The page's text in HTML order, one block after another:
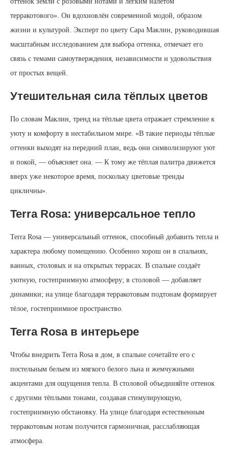
терракотового». Он вдохновлён современной модой, образом
жизни и культурой. Эксперт по цвету Сара Маклин, руководившая
масштабным исследованием для выбора оттенка, отмечает его
связь с темами самоутверждения, независимости и удовольствия
от простых вещей.
Утешительная сила тёплых цветов
По словам Маклин, тренд на тёплые цвета отражает стремление к
уюту и комфорту в нестабильном мире. «В такие периоды тёплые
оттенки выходят на передний план, ведь они символизируют уют
и покой, — объясняет она. — К тому же тёплая палитра движется
вверх уже некоторое время, поскольку цветовые тренды
цикличны».
Terra Rosa: универсальное тепло
Terra Rosa — универсальный оттенок, способный добавить тепла и
характера любому помещению. Особенно хорош он в спальнях,
ванных, столовых и на открытых террасах. В спальне создаёт
уютную, гостеприимную атмосферу; в столовой — добавляет
динамики; на улице благодаря терракотовым подтонам формирует
тёлое, гостеприимное пространство.
Terra Rosa в интерьере
Чтобы внедрить Terra Rosa в дом, в спальне сочетайте его с
постельным бельем из мягкого белого льна и жемчужными
акцентами для ощущения тепла. В столовой объединяйте оттенок
с другими тёплыми тонами, создавая стимулирующую,
гостеприимную обстановку. На улице благодаря естественным
терракотовым нотам получится гармоничная, расслабляющая
атмосфера.